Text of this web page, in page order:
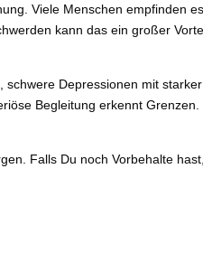
Viele Menschen empfinden
kann das ein großer
Depressionen mit
Begleitung erkennt
Falls Du noch Vorbehalte